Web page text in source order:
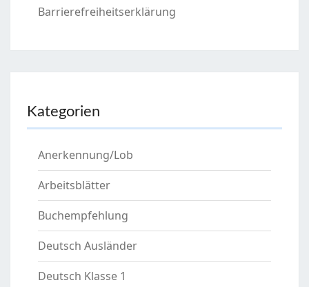
Barrierefreiheitserklärung
Kategorien
Anerkennung/Lob
Arbeitsblätter
Buchempfehlung
Deutsch Ausländer
Deutsch Klasse 1